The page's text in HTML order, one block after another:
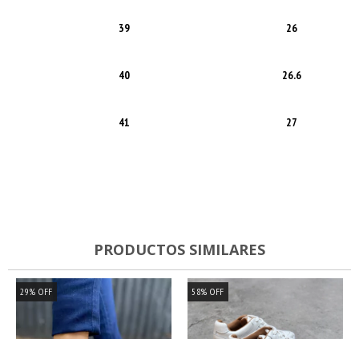
39 26
40 26.6
41 27
PRODUCTOS SIMILARES
29% OFF 58% OFF